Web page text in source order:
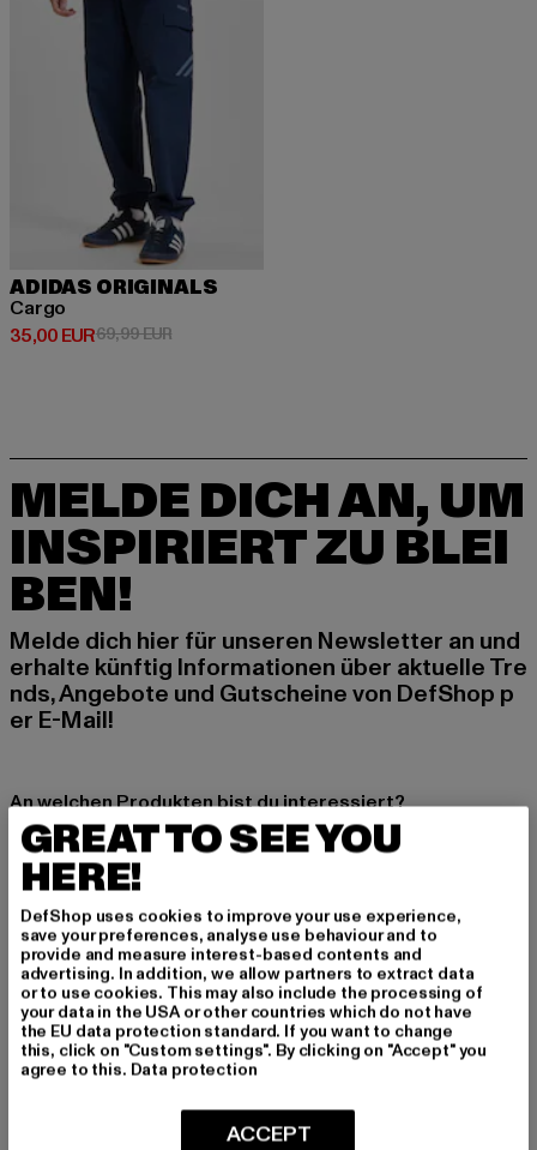
ADIDAS ORIGINALS
Cargo
35,00 EUR
Derzeitiger Preis: 35,00 EUR
69,99 EURAktionspreis: 69,99 EUR
MELDE DICH AN, UM
INSPIRIERT ZU BLEI
BEN!
Melde dich hier für unseren Newsletter an und
erhalte künftig Informationen über aktuelle Tre
nds, Angebote und Gutscheine von DefShop p
er E-Mail!
An welchen Produkten bist du interessiert?
MÄNNER
FRAUEN
E-MAIL
ANMELDEN
Informationen dazu, wie DefShop mit Deinen Daten umgeht, findest Du
in unserer Datenschutzerklärung. Du kannst Dich jederzeit kostenfei
abmelden.Datenschutzerklärung lesen.
GREAT TO SEE YOU
HERE!
DefShop uses cookies to improve your use experience,
save your preferences, analyse use behaviour and to
provide and measure interest-based contents and
advertising. In addition, we allow partners to extract data
or to use cookies. This may also include the processing of
your data in the USA or other countries which do not have
the EU data protection standard. If you want to change
this, click on "Custom settings". By clicking on "Accept" you
agree to this. Data protection
ACCEPT